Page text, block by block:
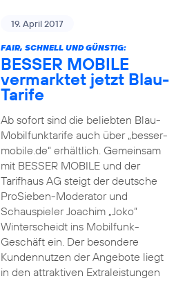
19. April 2017
FAIR, SCHNELL UND GÜNSTIG:
BESSER MOBILE
vermarktet jetzt Blau-
Tarife
Ab sofort sind die beliebten Blau-
Mobilfunktarife auch über „besser-
mobile.de“ erhältlich. Gemeinsam
mit BESSER MOBILE und der
Tarifhaus AG steigt der deutsche
ProSieben-Moderator und
Schauspieler Joachim „Joko“
Winterscheidt ins Mobilfunk-
Geschäft ein. Der besondere
Kundennutzen der Angebote liegt
in den attraktiven Extraleistungen